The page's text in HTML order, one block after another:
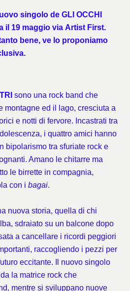
singolo de GLI OCCHI
il 19 maggio via Artist First.
bene, ve lo proponiamo
sono una rock band che
montagne ed il lago, cresciuta a
e notti di fervore. Incastrati tra
i quattro amici hanno
bipolarismo tra sfuriate rock e
Amano le chitarre ma
le birrette in compagnia,
con i bagai.
nuova storia, quella di chi
sdraiato su un balcone dopo
a cancellare i ricordi peggiori
raccogliendo i pezzi per
eccitante. Il nuovo singolo
la matrice rock che
mentre si sviluppano nuove